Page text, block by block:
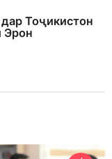
Тоҷикистон
Эрон